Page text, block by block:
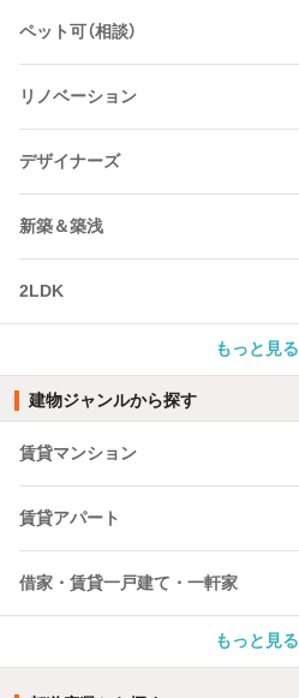
ペット可（相談）
リノベーション
デザイナーズ
新築＆築浅
2LDK
もっと見る
建物ジャンルから探す
賃貸マンション
賃貸アパート
借家・賃貸一戸建て・一軒家
もっと見る